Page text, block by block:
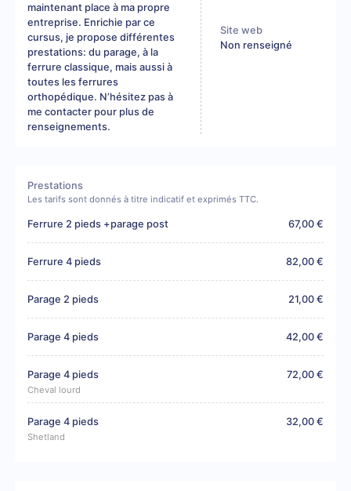
maintenant place à ma propre
entreprise. Enrichie par ce
cursus, je propose différentes
prestations: du parage, à la
ferrure classique, mais aussi à
toutes les ferrures
orthopédique. N’hésitez pas à
me contacter pour plus de
renseignements.
Site web
Non renseigné
Prestations
Les tarifs sont donnés à titre indicatif et exprimés TTC.
Ferrure 2 pieds +parage post 67,00 €
Ferrure 4 pieds 82,00 €
Parage 2 pieds 21,00 €
Parage 4 pieds 42,00 €
Parage 4 pieds
Cheval lourd
72,00 €
Parage 4 pieds
Shetland
32,00 €